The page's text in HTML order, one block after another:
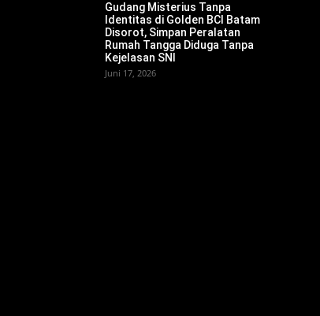
Gudang Misterius Tanpa
Identitas di Golden BCI Batam
Disorot, Simpan Peralatan
Rumah Tangga Diduga Tanpa
Kejelasan SNI ‎
Juni 17, 2026